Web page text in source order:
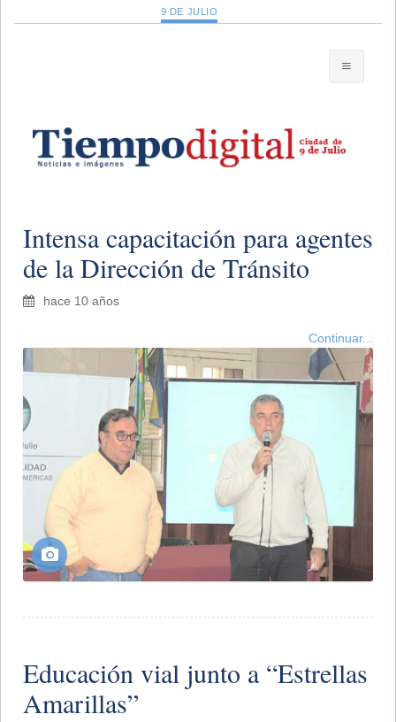
9 DE JULIO
Intensa capacitación para agentes
de la Dirección de Tránsito
hace 10 años
Continuar...
Educación vial junto a “Estrellas
Amarillas”